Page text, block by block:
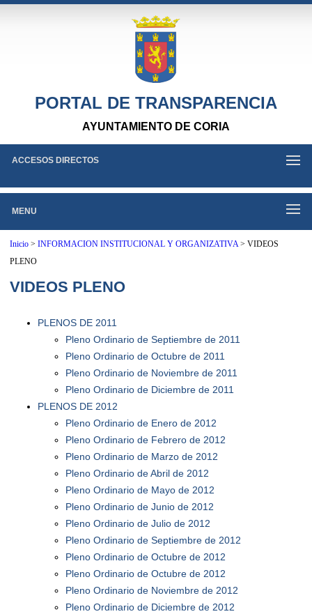
PORTAL DE TRANSPARENCIA
AYUNTAMIENTO DE CORIA
ACCESOS DIRECTOS
MENU
Inicio >INFORMACION INSTITUCIONAL Y ORGANIZATIVA >VIDEOS
PLENO
VIDEOS PLENO
PLENOS DE 2011
Pleno Ordinario de Septiembre de 2011
Pleno Ordinario de Octubre de 2011
Pleno Ordinario de Noviembre de 2011
Pleno Ordinario de Diciembre de 2011
PLENOS DE 2012
Pleno Ordinario de Enero de 2012
Pleno Ordinario de Febrero de 2012
Pleno Ordinario de Marzo de 2012
Pleno Ordinario de Abril de 2012
Pleno Ordinario de Mayo de 2012
Pleno Ordinario de Junio de 2012
Pleno Ordinario de Julio de 2012
Pleno Ordinario de Septiembre de 2012
Pleno Ordinario de Octubre de 2012
Pleno Ordinario de Octubre de 2012
Pleno Ordinario de Noviembre de 2012
Pleno Ordinario de Diciembre de 2012